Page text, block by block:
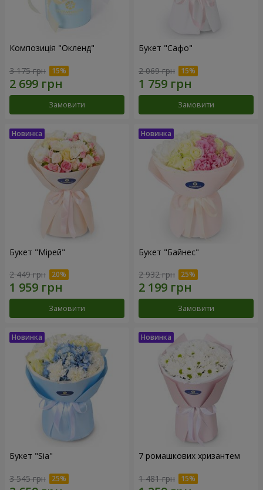
Композиція "Окленд"
3 175 грн
Замовити
Букет "Сафо"
2 069 грн
Замовити
Букет "Мірей"
2 449 грн
Замовити
Букет "Байнес"
2 932 грн
Замовити
Букет "Sia"
3 545 грн
7 ромашкових хризантем
1 481 грн